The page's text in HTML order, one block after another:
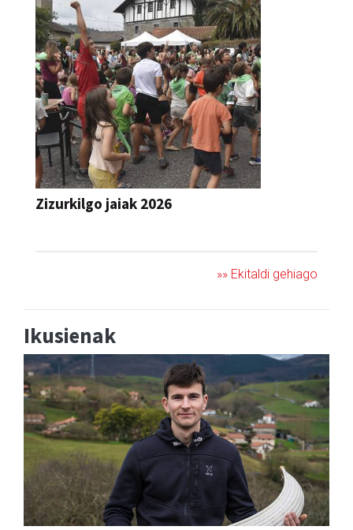
Zizurkilgo jaiak 2026
»» Ekitaldi gehiago
Ikusienak